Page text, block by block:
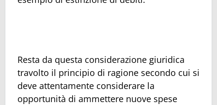
Resta da questa considerazione giuridica
travolto il principio di ragione secondo cui si
deve attentamente considerare la
opportunità di ammettere nuove spese